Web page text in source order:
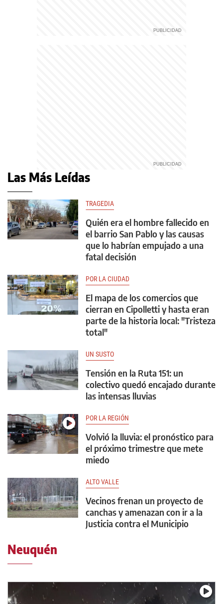
Las Más Leídas
TRAGEDIA
Quién era el hombre fallecido en
el barrio San Pablo y las causas
que lo habrían empujado a una
fatal decisión
POR LA CIUDAD
El mapa de los comercios que
cierran en Cipolletti y hasta eran
parte de la historia local: "Tristeza
total"
UN SUSTO
Tensión en la Ruta 151: un
colectivo quedó encajado durante
las intensas lluvias
POR LA REGIÓN
Volvió la lluvia: el pronóstico para
el próximo trimestre que mete
miedo
ALTO VALLE
Vecinos frenan un proyecto de
canchas y amenazan con ir a la
Justicia contra el Municipio
Neuquén